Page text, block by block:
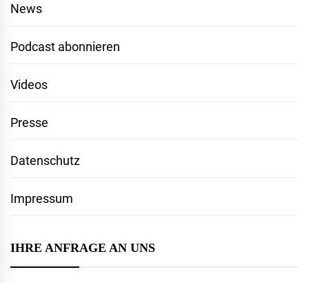
News
Podcast abonnieren
Videos
Presse
Datenschutz
Impressum
IHRE ANFRAGE AN UNS